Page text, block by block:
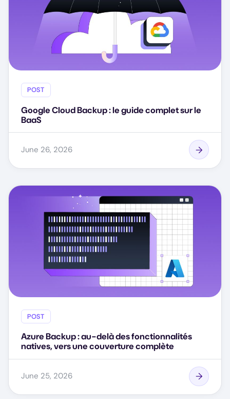
POST
Google Cloud Backup : le guide complet sur le
BaaS
June 26, 2026
POST
Azure Backup : au-delà des fonctionnalités
natives, vers une couverture complète
June 25, 2026